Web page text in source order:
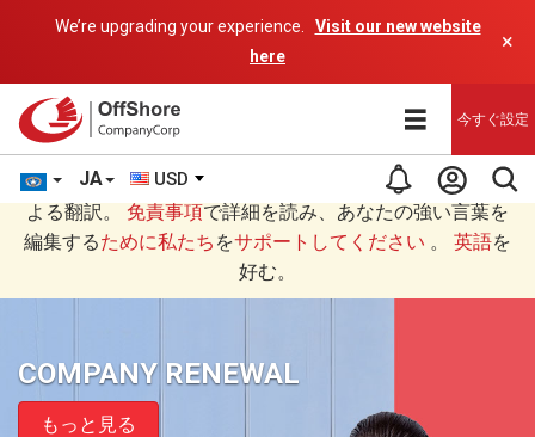
We’re upgrading your experience.
Visit our new website
here
×
JA USD
今すぐ設定
あなたは日本語 (にほんご)で読んでいますAIプログラムに
よる翻訳。 免責事項で詳細を読み、あなたの強い言葉を
編集するために私たち をサポートしてください 。 英語を
好む。
COMPANY RENEWAL
もっと見る